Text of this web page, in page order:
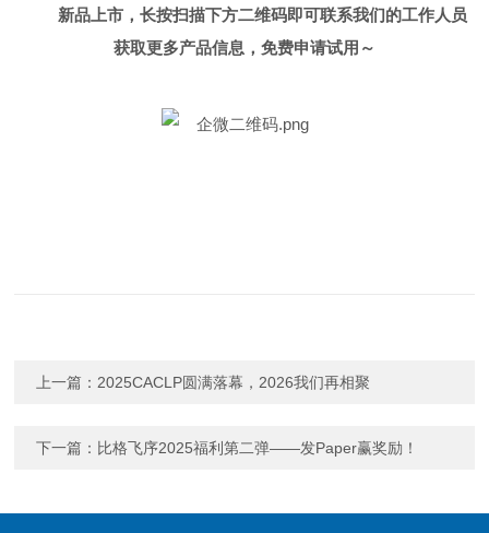
新品上市，长按扫描下方二维码即可联系我们的工作人员
获取更多产品信息，免费申请试用～
上一篇： 2025CACLP圆满落幕，2026我们再相聚
下一篇： 比格飞序2025福利第二弹——发Paper赢奖励！